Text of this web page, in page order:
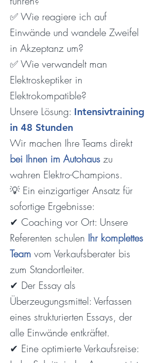
✅ Wie reagiere ich auf
Einwände und wandele Zweifel
in Akzeptanz um?
✅ Wie verwandelt man
Elektroskeptiker in
Elektrokompatible?
Unsere Lösung: Intensivtraining
in 48 Stunden
Wir machen Ihre Teams direkt
bei Ihnen im Autohaus zu
wahren Elektro-Champions.
💡 Ein einzigartiger Ansatz für
sofortige Ergebnisse:
✔ Coaching vor Ort: Unsere
Referenten schulen Ihr komplettes
Team vom Verkaufsberater bis
zum Standortleiter.
✔ Der Essay als
Überzeugungsmittel: Verfassen
eines strukturierten Essays, der
alle Einwände entkräftet.
✔ Eine optimierte Verkaufsreise: